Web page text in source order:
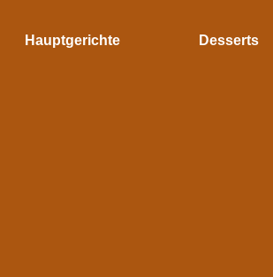
Hauptgerichte Desserts